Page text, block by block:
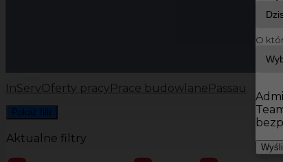
InServOferty pracy Prace budowlane Passau
Pokaż filtr
Aktualne filtry
O